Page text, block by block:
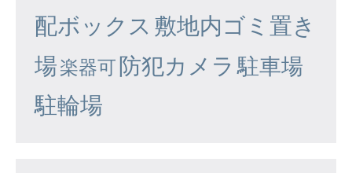
配ボックス 敷地内ゴミ置き
場楽器可防犯カメラ 駐車場
駐輪場